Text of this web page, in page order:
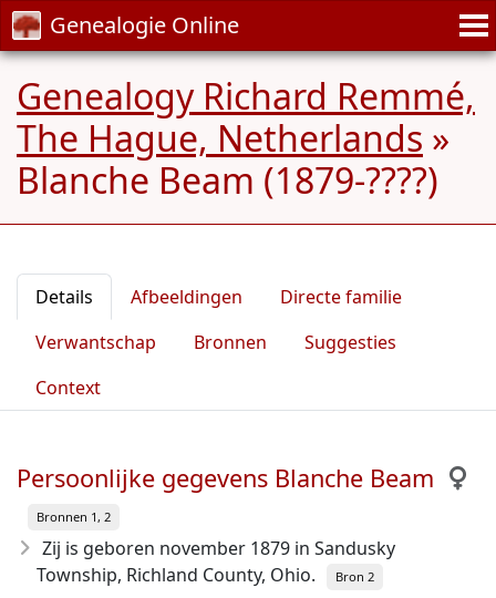
Genealogie Online
Genealogy Richard Remmé,
The Hague, Netherlands »
Blanche Beam (1879-????)
Details Afbeeldingen
Directe familie
Verwantschap
Bronnen
Suggesties
Context
Persoonlijke gegevens Blanche Beam
Bronnen 1, 2
Zij is geboren november 1879 in Sandusky
Township, Richland County, Ohio.
Bron 2